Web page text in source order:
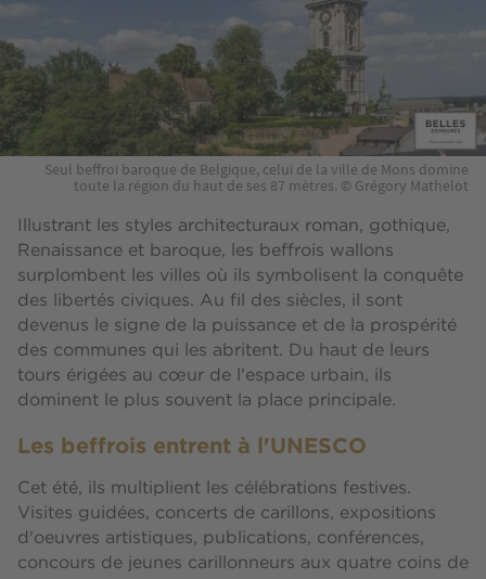
Seul beffroi baroque de Belgique, celui de la ville de Mons domine
toute la région du haut de ses 87 mètres. © Grégory Mathelot
Illustrant les styles architecturaux roman, gothique,
Renaissance et baroque, les beffrois wallons
surplombent les villes où ils symbolisent la conquête
des libertés civiques. Au fil des siècles, il sont
devenus le signe de la puissance et de la prospérité
des communes qui les abritent. Du haut de leurs
tours érigées au cœur de l'espace urbain, ils
dominent le plus souvent la place principale.
Les beffrois entrent à l'UNESCO
Cet été, ils multiplient les célébrations festives.
Visites guidées, concerts de carillons, expositions
d'oeuvres artistiques, publications, conférences,
concours de jeunes carillonneurs aux quatre coins de